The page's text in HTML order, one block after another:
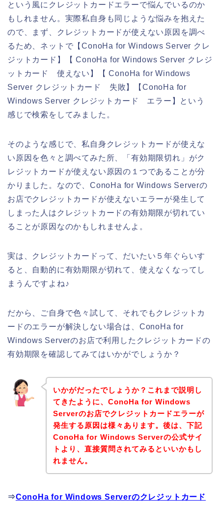
という風にクレジットカードエラーで悩んでいるのか
もしれません。実際私自身も同じような悩みを抱えた
ので、まず、クレジットカードが使えない原因を調べ
るため、ネットで【ConoHa for Windows Server クレ
ジットカード】【 ConoHa for Windows Server クレジ
ットカード 使えない】【 ConoHa for Windows
Server クレジットカード 失敗】【ConoHa for
Windows Server クレジットカード エラー】という
感じで検索をしてみました。
そのような感じで、私自身クレジットカードが使えな
い原因を色々と調べてみた所、「有効期限切れ」がク
レジットカードが使えない原因の１つであることが分
かりました。なので、ConoHa for Windows Serverの
お店でクレジットカードが使えないエラーが発生して
しまった人はクレジットカードの有効期限が切れてい
ることが原因なのかもしれませんよ。
実は、クレジットカードって、だいたい５年ぐらいす
ると、自動的に有効期限が切れて、使えなくなってし
まうんですよね♪
だから、ご自身で色々試して、それでもクレジットカ
ードのエラーが解決しない場合は、ConoHa for
Windows Serverのお店で利用したクレジットカードの
有効期限を確認してみてはいかがでしょうか？
いかがだったでしょうか？これまで説明し
てきたように、ConoHa for Windows
Serverのお店でクレジットカードエラーが
発生する原因は様々あります。後は、下記
ConoHa for Windows Serverの公式サイ
トより、直接質問されてみるといいかもし
れません。
⇒ConoHa for Windows Serverのクレジットカード